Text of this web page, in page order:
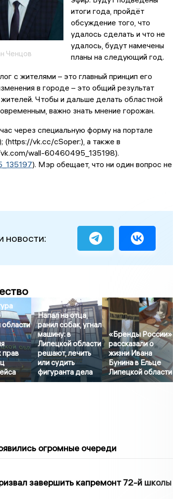
Ченцов
итоги года, пройдёт
обсуждение того, что
удалось сделать и что не
удалось, будут намечены
планы на следующий год.
с жителями – это главный принцип его
в городе – это общий результат
Чтобы и дальше делать областной
важно знать мнение горожан.
через специальную форму на портале
(https://vk.cc/cSoper:), а также в
wall-60460495_135198).
). Мэр обещает, что ни один вопрос не
новости:
прав
Напал на отца,
ранил собак, угнал
машину: в
Липецкой области
решают, лечить
или судить
фигуранта дела
«Бренды России»
рассказали о
жизни Ивана
Бунина в Ельце
Липецкой области
огромные очереди
завершить капремонт 72-й школы